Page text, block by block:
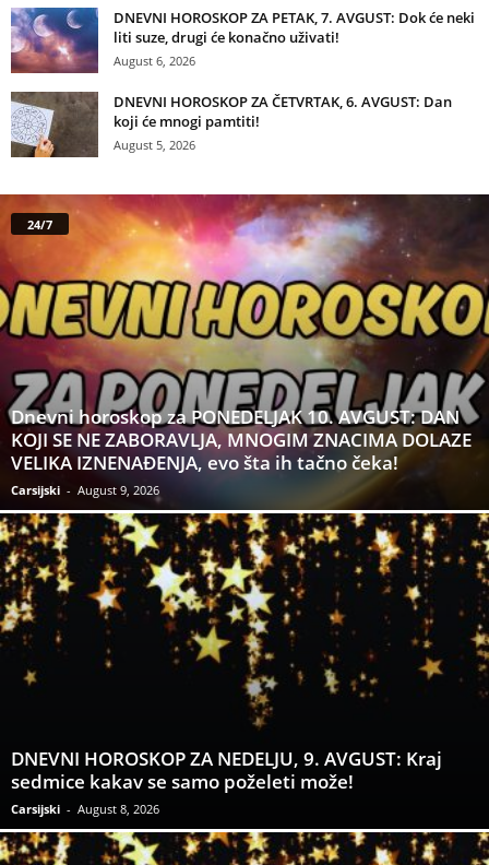
DNEVNI HOROSKOP ZA PETAK, 7. AVGUST: Dok će neki
liti suze, drugi će konačno uživati!
August 6, 2026
DNEVNI HOROSKOP ZA ČETVRTAK, 6. AVGUST: Dan
koji će mnogi pamtiti!
August 5, 2026
24/7
Dnevni horoskop za PONEDELJAK 10. AVGUST: DAN
KOJI SE NE ZABORAVLJA, MNOGIM ZNACIMA DOLAZE
VELIKA IZNENAĐENJA, evo šta ih tačno čeka!
Carsijski - August 9, 2026
DNEVNI HOROSKOP ZA NEDELJU, 9. AVGUST: Kraj
sedmice kakav se samo poželeti može!
Carsijski - August 8, 2026